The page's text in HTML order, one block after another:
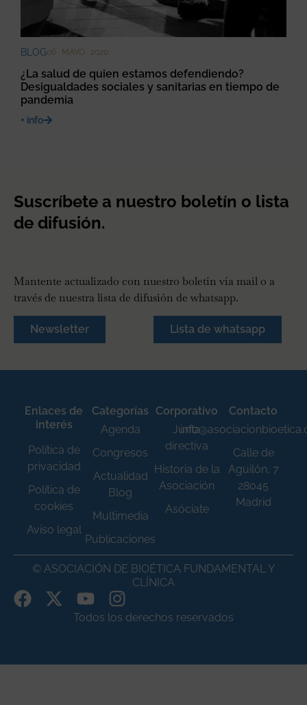
BLOG06 · MAYO · 2020
¿La salud de quien estamos defendiendo?
Desigualdades sociales y sanitarias en tiempo de
pandemia
+ info
Suscríbete a nuestro boletín o lista
de difusión.
Mantente actualizado con nuestro boletín vía mail o a
través de nuestra lista de difusión de whatsapp.
Newsletter Lista de whatsapp
Enlaces de
interés
Política de
privacidad
Política de
cookies
Aviso legal
Categorías
Agenda
Congresos
Actualidad
Blog
Multimedia
Publicaciones
Corporativo
Junta
directiva
Historia de la
Asociación
Asóciate
Contacto
Calle de
Aguilón, 7
28045
Madrid
© ASOCIACIÓN DE BIOÉTICA FUNDAMENTAL Y
CLÍNICA
Todos los derechos reservados